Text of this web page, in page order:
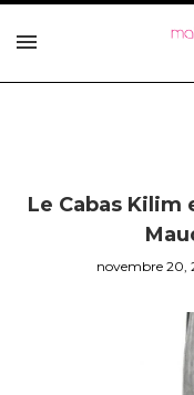
Le Cabas Kilim
novembre 20,